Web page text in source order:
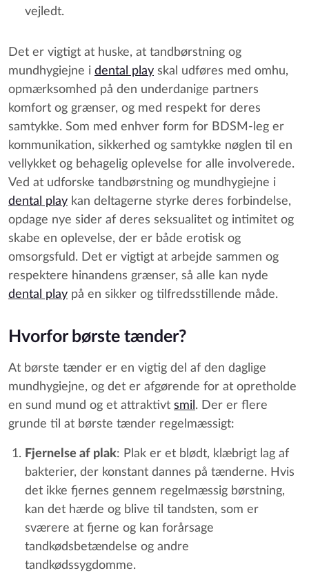
vejledt.
Det er vigtigt at huske, at tandbørstning og
mundhygiejne i dental play skal udføres med omhu,
opmærksomhed på den underdanige partners
komfort og grænser, og med respekt for deres
samtykke. Som med enhver form for BDSM-leg er
kommunikation, sikkerhed og samtykke nøglen til en
vellykket og behagelig oplevelse for alle involverede.
Ved at udforske tandbørstning og mundhygiejne i
dental play kan deltagerne styrke deres forbindelse,
opdage nye sider af deres seksualitet og intimitet og
skabe en oplevelse, der er både erotisk og
omsorgsfuld. Det er vigtigt at arbejde sammen og
respektere hinandens grænser, så alle kan nyde
dental play på en sikker og tilfredsstillende måde.
Hvorfor børste tænder?
At børste tænder er en vigtig del af den daglige
mundhygiejne, og det er afgørende for at opretholde
en sund mund og et attraktivt smil . Der er flere
grunde til at børste tænder regelmæssigt:
Fjernelse af plak: Plak er et blødt, klæbrigt lag af
bakterier, der konstant dannes på tænderne. Hvis
det ikke fjernes gennem regelmæssig børstning,
kan det hærde og blive til tandsten, som er
sværere at fjerne og kan forårsage
tandkødsbetændelse og andre
tandkødssygdomme.